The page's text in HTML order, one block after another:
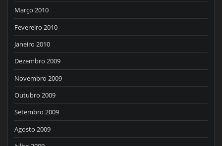
Março 2010
Fevereiro 2010
Janeiro 2010
Dezembro 2009
Novembro 2009
Outubro 2009
Setembro 2009
Agosto 2009